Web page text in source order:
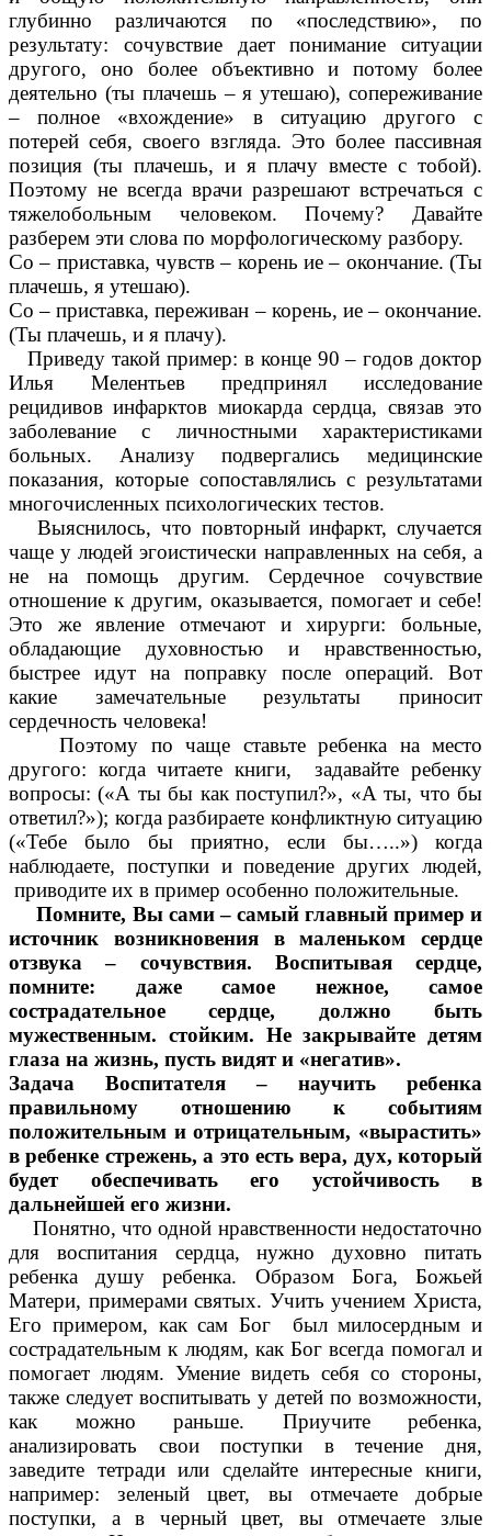
глубинно различаются по «последствию», по
результату: сочувствие дает понимание ситуации
другого, оно более объективно и потому более
деятельно (ты плачешь – я утешаю), сопереживание
– полное «вхождение» в ситуацию другого с
потерей себя, своего взгляда. Это более пассивная
позиция (ты плачешь, и я плачу вместе с тобой).
Поэтому не всегда врачи разрешают встречаться с
тяжелобольным человеком. Почему? Давайте
разберем эти слова по морфологическому разбору.
Со – приставка, чувств – корень ие – окончание. (Ты
плачешь, я утешаю).
Со – приставка, переживан – корень, ие – окончание.
(Ты плачешь, и я плачу).
Приведу такой пример: в конце 90 – годов доктор
Илья Мелентьев предпринял исследование
рецидивов инфарктов миокарда сердца, связав это
заболевание с личностными характеристиками
больных. Анализу подвергались медицинские
показания, которые сопоставлялись с результатами
многочисленных психологических тестов.
Выяснилось, что повторный инфаркт, случается
чаще у людей эгоистически направленных на себя, а
не на помощь другим. Сердечное сочувствие
отношение к другим, оказывается, помогает и себе!
Это же явление отмечают и хирурги: больные,
обладающие духовностью и нравственностью,
быстрее идут на поправку после операций. Вот
какие замечательные результаты приносит
сердечность человека!
Поэтому по чаще ставьте ребенка на место
другого: когда читаете книги, задавайте ребенку
вопросы: («А ты бы как поступил?», «А ты, что бы
ответил?»); когда разбираете конфликтную ситуацию
(«Тебе было бы приятно, если бы…..») когда
наблюдаете, поступки и поведение других людей,
приводите их в пример особенно положительные.
Помните, Вы сами – самый главный пример и
источник возникновения в маленьком сердце
отзвука – сочувствия. Воспитывая сердце,
помните: даже самое нежное, самое
сострадательное сердце, должно быть
мужественным. стойким. Не закрывайте детям
глаза на жизнь, пусть видят и «негатив».
Задача Воспитателя – научить ребенка
правильному отношению к событиям
положительным и отрицательным, «вырастить»
в ребенке стрежень, а это есть вера, дух, который
будет обеспечивать его устойчивость в
дальнейшей его жизни.
Понятно, что одной нравственности недостаточно
для воспитания сердца, нужно духовно питать
ребенка душу ребенка. Образом Бога, Божьей
Матери, примерами святых. Учить учением Христа,
Его примером, как сам Бог был милосердным и
сострадательным к людям, как Бог всегда помогал и
помогает людям. Умение видеть себя со стороны,
также следует воспитывать у детей по возможности,
как можно раньше. Приучите ребенка,
анализировать свои поступки в течение дня,
заведите тетради или сделайте интересные книги,
например: зеленый цвет, вы отмечаете добрые
поступки, а в черный цвет, вы отмечаете злые